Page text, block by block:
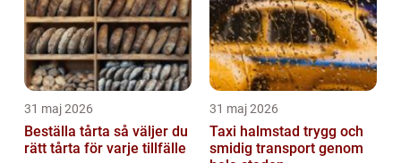
31 maj 2026
Beställa tårta så väljer du
rätt tårta för varje tillfälle
31 maj 2026
Taxi halmstad trygg och
smidig transport genom